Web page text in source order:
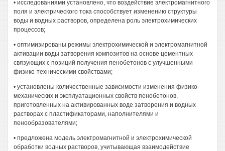
• исследованиями установлено, что воздействие электромагнитного
поля и электрического тока способствует изменению структуры
воды и водных растворов, определена роль электрохимических
процессов;
• оптимизированы режимы электрохимической и электромагнитной
активации воды затворения композитов на основе цементных
связующих с позиций получения пенобетонов с улучшенными
физико-техническими свойствами;
• установлены количественные зависимости изменения физико-
механических и эксплуатационных свойств пенобетонов,
приготовленных на активированных воде затворения и водных
растворах с пластификаторами, наполнителями и
пенообразователями;
• предложена модель электромагнитной и электрохимической
обработки водных растворов, учитывающая взаимодействие